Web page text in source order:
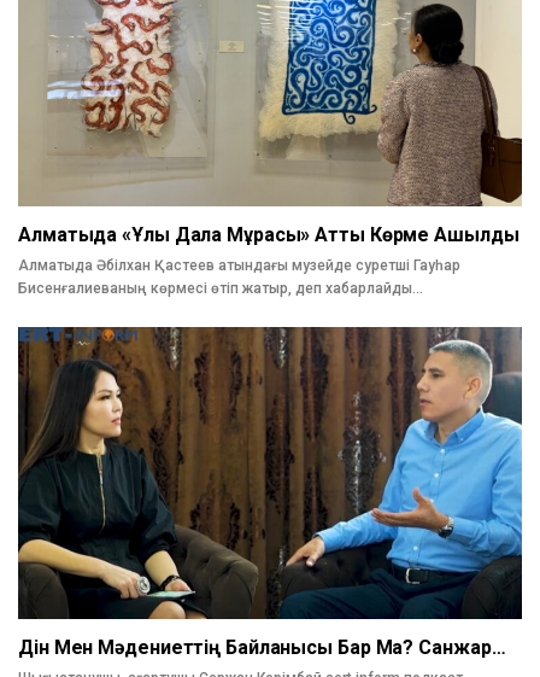
Алматыда «Ұлы Дала Мұрасы» Атты Көрме Ашылды
Алматыда Әбілхан Қастеев атындағы музейде суретші Гауһар
Бисенғалиеваның көрмесі өтіп жатыр, деп хабарлайды…
Дін Мен Мәдениеттің Байланысы Бар Ма? Санжар…